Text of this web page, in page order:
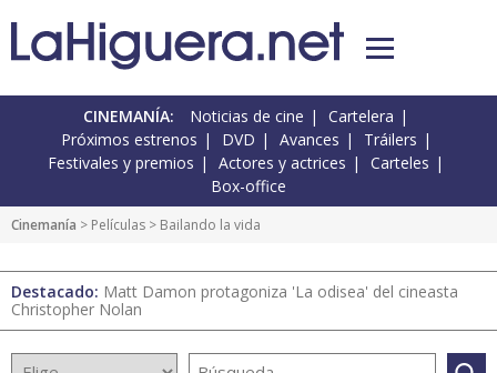
CINEMANÍA: Noticias de cine
Cartelera
Próximos estrenos
DVD Avances
Tráilers
Festivales y premios
Actores y actrices
Carteles
Box-office
Cinemanía > Películas > Bailando la vida
Destacado: Matt Damon protagoniza 'La odisea' del cineasta
Christopher Nolan